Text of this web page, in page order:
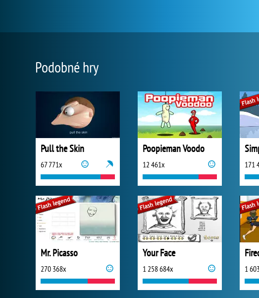
Podobné hry
Pull the Skin
67 771x
Poopieman Voodo
12 461x 171
Mr. Picasso
270 368x
Your Face
1 258 684x 1